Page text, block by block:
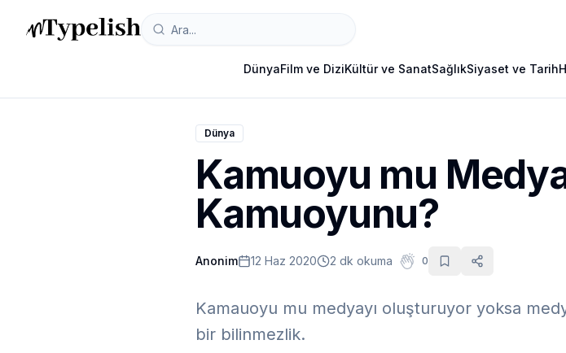
DünyaFilm ve DiziKültür ve SanatSağlıkSiyaset ve Tarih
Dünya
Kamuoyu mu
Kamuoyunu?
Anonim 12 Haz 2020 2 dk okuma 0
Kamauoyu mu medyayı oluşturuyor yoksa
bir bilinmezlik.